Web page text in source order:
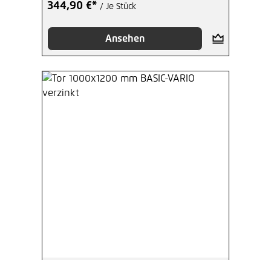
344,90 €* / Je Stück
Ansehen